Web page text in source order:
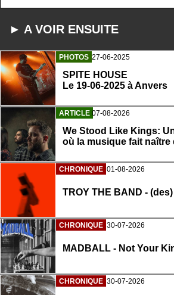
► A VOIR ENSUITE
PHOTOS 27-06-2025
SPITE HOUSE
Le 19-06-2025 à Anvers
ARTICLE 07-08-2026
We Stood Like Kings:
où la musique fait naître
CHRONIQUE 01-08-2026
TROY THE BAND - (des)
CHRONIQUE 30-07-2026
MADBALL - Not Your
CHRONIQUE 30-07-2026